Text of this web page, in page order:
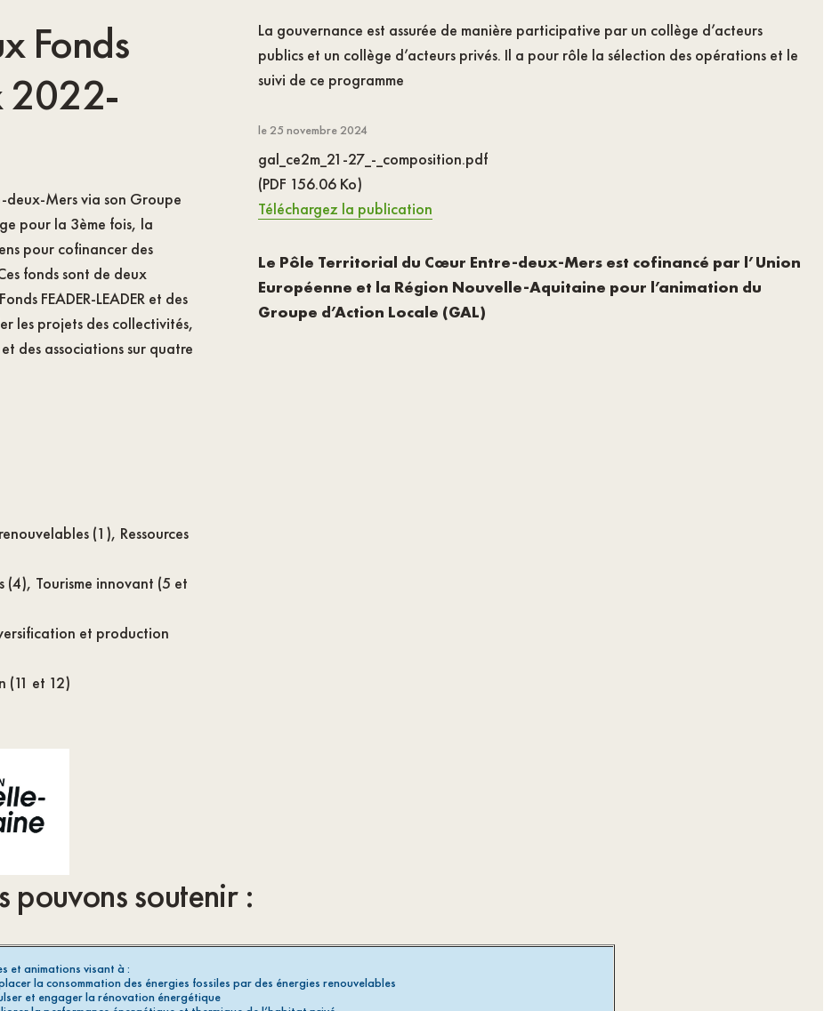
Fonds
2022-
Mers via son Groupe
pour la 3ème fois, la
pour cofinancer des
fonds sont de deux
FEADER-LEADER et des
les projets des collectivités,
des associations sur quatre
(1), Ressources
(4), Tourisme innovant (5 et
et production
(11 et 12)
La gouvernance est assurée de manière participative par un collège d’acteurs
publics et un collège d’acteurs privés. Il a pour rôle la sélection des opérations et le
suivi de ce programme
le 25 novembre 2024
gal_ce2m_21-27_-_composition.pdf
(PDF 156.06 Ko)
Téléchargez la publication
Le Pôle Territorial du Cœur Entre-deux-Mers est cofinancé par l’Union
Européenne et la Région Nouvelle-Aquitaine pour l’animation du
Groupe d’Action Locale (GAL)
pouvons soutenir :
et animations visant à :
la consommation des énergies fossiles par des énergies renouvelables
et engager la rénovation énergétique